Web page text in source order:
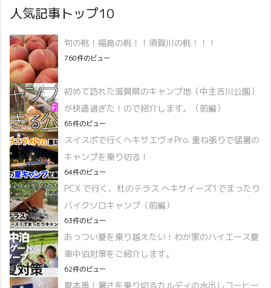
人気記事トップ10
旬の桃！福島の桃！！須賀川の桃！！！
768件のビュー
初めて訪れた滋賀県のキャンプ地（中主吉川公園）
が快適過ぎた！ので紹介します。（前編）
65件のビュー
スイスポで行くヘキサエヴォPro. 重ね張りで猛暑の
キャンプを乗り切る！
64件のビュー
PCX で行く、杜のテラス ヘキサイーズ1でまったり
バイクソロキャンプ（前編）
63件のビュー
あっつい夏を乗り越えたい！わが家のハイエース夏
車中泊対策をご紹介します。
62件のビュー
夏本番！暑さを乗り切るカルディの水出しコーヒー